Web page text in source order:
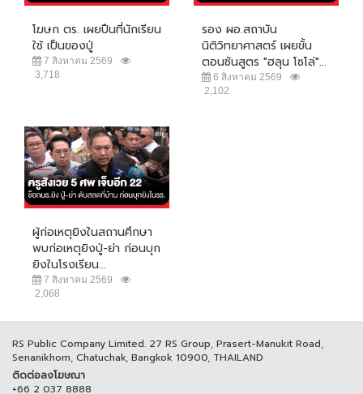
โฆษก ตร. เผยปืนที่นักเรียน
ใช้ เป็นของปู่
7 สิงหาคม 2569
3,718
รอง ผอ.สถาบัน
นิติวิทยาศาสตร์ เผยขั้น
ตอนชันสูตร "ฮลุน โซโล่"...
6 สิงหาคม 2569
2,102
ผู้ก่อเหตุยิงในสถานศึกษา
พบก่อเหตุยิงปู่-ย่า ก่อนบุก
ยิงในโรงเรียน...
7 สิงหาคม 2569
2,068
RS Public Company Limited. 27 RS Group, Prasert-Manukit Road,
Senanikhom, Chatuchak, Bangkok 10900, THAILAND
ติดต่อลงโฆษณา
+66 2 037 8888